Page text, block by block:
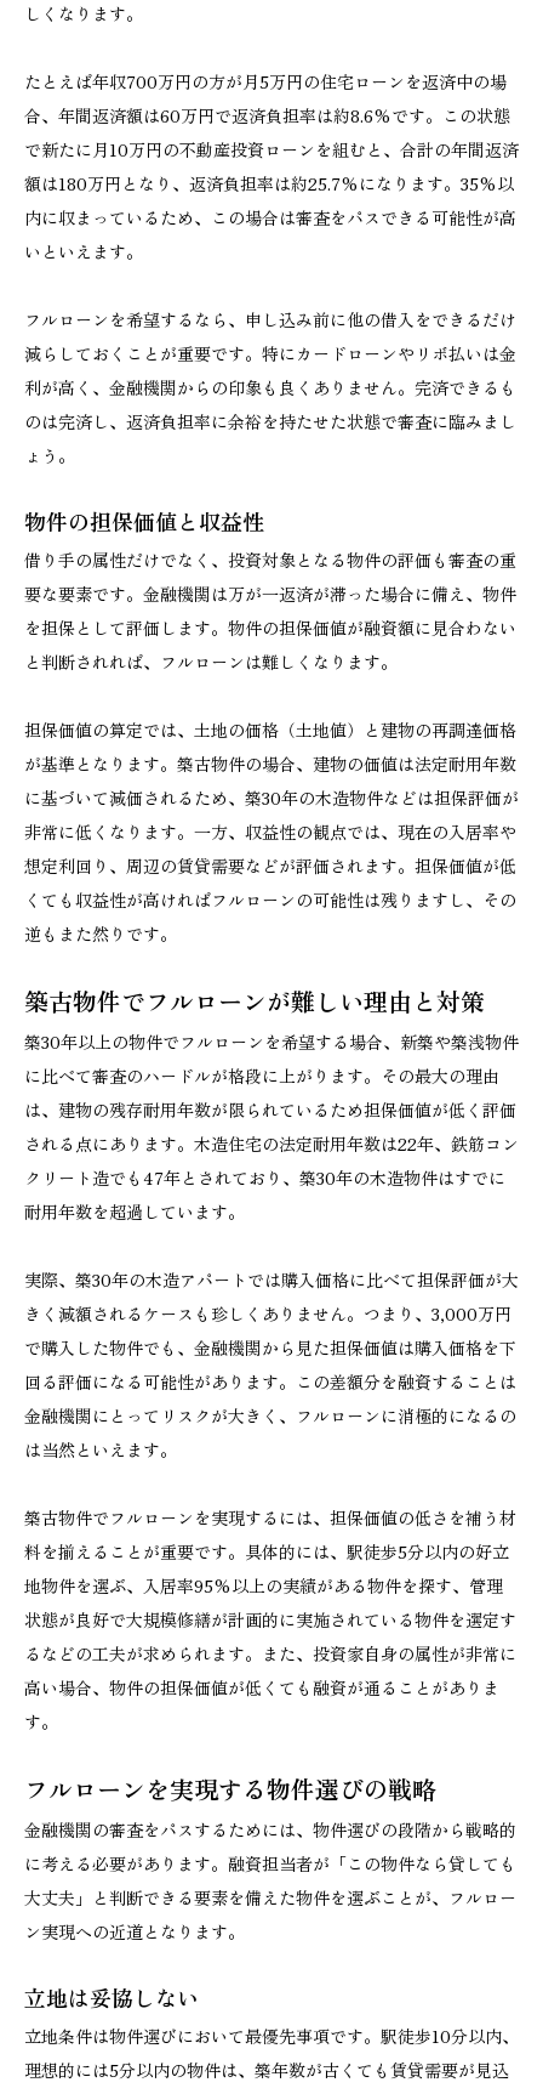
しくなります。
たとえば年収700万円の方が月5万円の住宅ローンを返済中の場
合、年間返済額は60万円で返済負担率は約8.6%です。この状態
で新たに月10万円の不動産投資ローンを組むと、合計の年間返済
額は180万円となり、返済負担率は約25.7%になります。35%以
内に収まっているため、この場合は審査をパスできる可能性が高
いといえます。
フルローンを希望するなら、申し込み前に他の借入をできるだけ
減らしておくことが重要です。特にカードローンやリボ払いは金
利が高く、金融機関からの印象も良くありません。完済できるも
のは完済し、返済負担率に余裕を持たせた状態で審査に臨みまし
ょう。
物件の担保価値と収益性
借り手の属性だけでなく、投資対象となる物件の評価も審査の重
要な要素です。金融機関は万が一返済が滞った場合に備え、物件
を担保として評価します。物件の担保価値が融資額に見合わない
と判断されれば、フルローンは難しくなります。
担保価値の算定では、土地の価格（土地値）と建物の再調達価格
が基準となります。築古物件の場合、建物の価値は法定耐用年数
に基づいて減価されるため、築30年の木造物件などは担保評価が
非常に低くなります。一方、収益性の観点では、現在の入居率や
想定利回り、周辺の賃貸需要などが評価されます。担保価値が低
くても収益性が高ければフルローンの可能性は残りますし、その
逆もまた然りです。
築古物件でフルローンが難しい理由と対策
築30年以上の物件でフルローンを希望する場合、新築や築浅物件
に比べて審査のハードルが格段に上がります。その最大の理由
は、建物の残存耐用年数が限られているため担保価値が低く評価
される点にあります。木造住宅の法定耐用年数は22年、鉄筋コン
クリート造でも47年とされており、築30年の木造物件はすでに
耐用年数を超過しています。
実際、築30年の木造アパートでは購入価格に比べて担保評価が大
きく減額されるケースも珍しくありません。つまり、3,000万円
で購入した物件でも、金融機関から見た担保価値は購入価格を下
回る評価になる可能性があります。この差額分を融資することは
金融機関にとってリスクが大きく、フルローンに消極的になるの
は当然といえます。
築古物件でフルローンを実現するには、担保価値の低さを補う材
料を揃えることが重要です。具体的には、駅徒歩5分以内の好立
地物件を選ぶ、入居率95%以上の実績がある物件を探す、管理
状態が良好で大規模修繕が計画的に実施されている物件を選定す
るなどの工夫が求められます。また、投資家自身の属性が非常に
高い場合、物件の担保価値が低くても融資が通ることがありま
す。
フルローンを実現する物件選びの戦略
金融機関の審査をパスするためには、物件選びの段階から戦略的
に考える必要があります。融資担当者が「この物件なら貸しても
大丈夫」と判断できる要素を備えた物件を選ぶことが、フルロー
ン実現への近道となります。
立地は妥協しない
立地条件は物件選びにおいて最優先事項です。駅徒歩10分以内、
理想的には5分以内の物件は、築年数が古くても賃貸需要が見込